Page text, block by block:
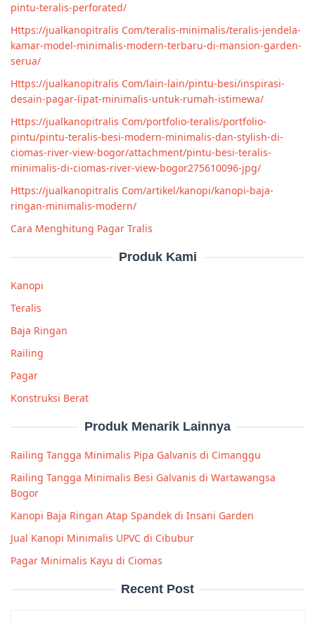
pintu-teralis-perforated/
Https://jualkanopitralis Com/teralis-minimalis/teralis-jendela-
kamar-model-minimalis-modern-terbaru-di-mansion-garden-
serua/
Https://jualkanopitralis Com/lain-lain/pintu-besi/inspirasi-
desain-pagar-lipat-minimalis-untuk-rumah-istimewa/
Https://jualkanopitralis Com/portfolio-teralis/portfolio-
pintu/pintu-teralis-besi-modern-minimalis-dan-stylish-di-
ciomas-river-view-bogor/attachment/pintu-besi-teralis-
minimalis-di-ciomas-river-view-bogor275610096-jpg/
Https://jualkanopitralis Com/artikel/kanopi/kanopi-baja-
ringan-minimalis-modern/
Cara Menghitung Pagar Tralis
Produk Kami
Kanopi
Teralis
Baja Ringan
Railing
Pagar
Konstruksi Berat
Produk Menarik Lainnya
Railing Tangga Minimalis Pipa Galvanis di Cimanggu
Railing Tangga Minimalis Besi Galvanis di Wartawangsa
Bogor
Kanopi Baja Ringan Atap Spandek di Insani Garden
Jual Kanopi Minimalis UPVC di Cibubur
Pagar Minimalis Kayu di Ciomas
Recent Post